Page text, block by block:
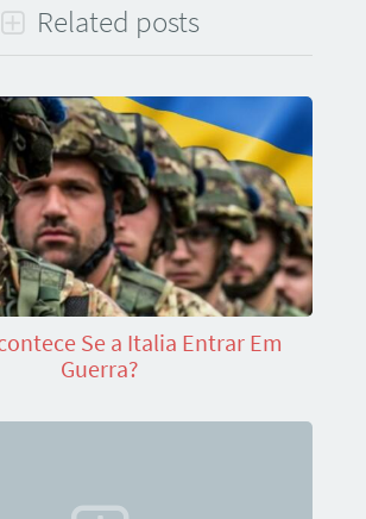
Related posts
Se a Italia Entrar Em
Guerra?